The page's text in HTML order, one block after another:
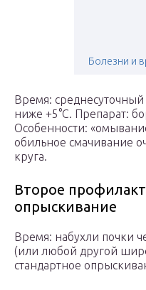
Болезни и
Время:
ниже +5°C. Препарат:
Особенности:
обильное смачивание
круга.
Второе
опрыскивание
Время: набухли почки
(или любой другой
стандартное